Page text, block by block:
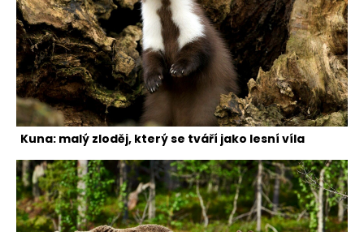
Kuna: malý zloděj, který se tváří jako lesní víla